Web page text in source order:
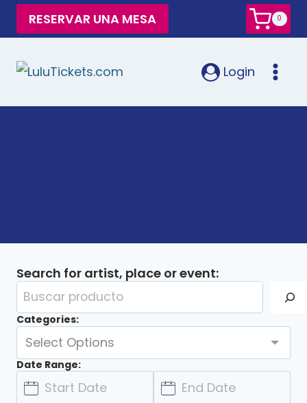
RESERVAR UNA MESA 0
Login
Search for artist, place or event:
Categories:
Select Options
Date Range: